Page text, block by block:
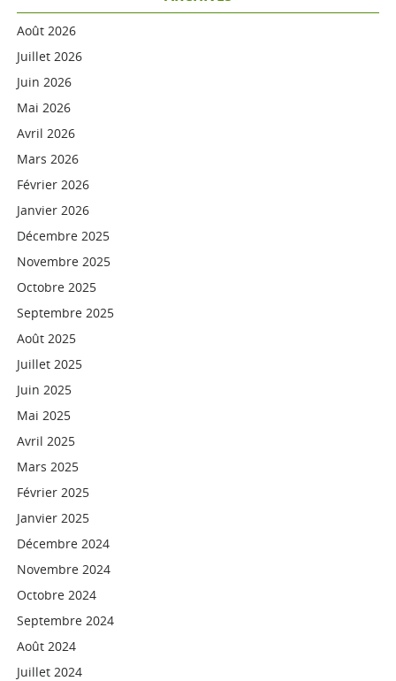
Août 2026
Juillet 2026
Juin 2026
Mai 2026
Avril 2026
Mars 2026
Février 2026
Janvier 2026
Décembre 2025
Novembre 2025
Octobre 2025
Septembre 2025
Août 2025
Juillet 2025
Juin 2025
Mai 2025
Avril 2025
Mars 2025
Février 2025
Janvier 2025
Décembre 2024
Novembre 2024
Octobre 2024
Septembre 2024
Août 2024
Juillet 2024